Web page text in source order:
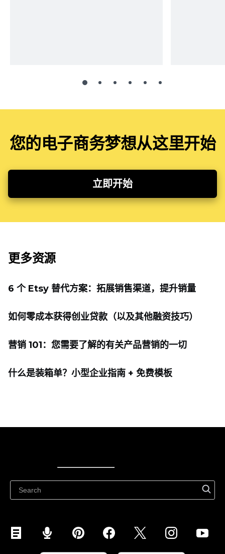
您的电子商务梦想从这里开始
立即开始
更多资源
6 个 Etsy 替代方案：拓展销售渠道，提升销量
如何零成本获得创业贷款（以及其他融资技巧）
营销 101：您需要了解的有关产品营销的一切
什么是装箱单？小型企业指南 + 免费模板